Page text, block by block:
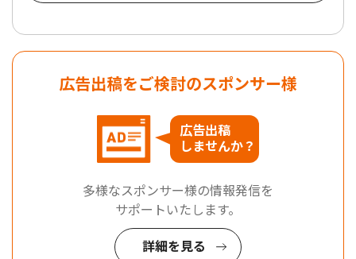
広告出稿をご検討のスポンサー様
広告出稿
しませんか？
多様なスポンサー様の情報発信を
サポートいたします。
詳細を見る